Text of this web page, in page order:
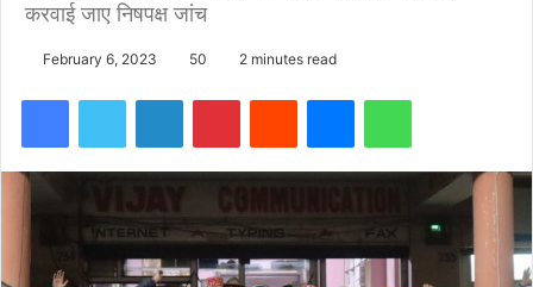
करवाई जाए निषपक्ष जांच
February 6, 2023 50 2 minutes read